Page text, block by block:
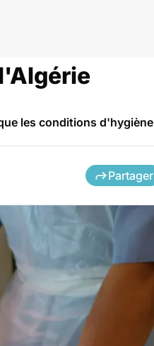
les conditions d'hygiène
Partager